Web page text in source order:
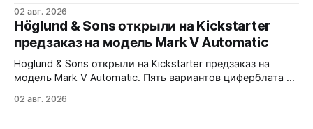
вдохновленный стилистикой 1970-х годов. 39x11x47
мм. Корпус из 316L стали, матовая обработка с
полированным безелем. Сапфировое стекло с
антибликовым покрытием. Интегрированный браслет
из нержавеющей стали с микрорегулировкой on-
02 авг. 2026
Höglund & Sons открыли на Kickstarter
предзаказ на модель Mark V Automatic
Höglund & Sons открыли на Kickstarter предзаказ на
модель Mark V Automatic. Пять вариантов циферблата -
варианта крепления - кожаный ремешок и стальной
02 авг. 2026